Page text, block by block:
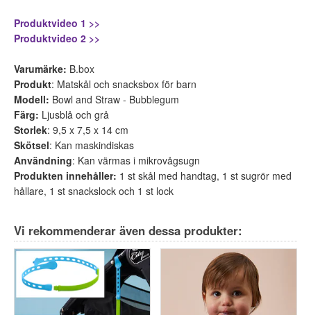
Produktvideo 1 >>
Produktvideo 2 >>
Varumärke: B.box
Produkt: Matskål och snacksbox för barn
Modell: Bowl and Straw - Bubblegum
Färg: Ljusblå och grå
Storlek: 9,5 x 7,5 x 14 cm
Skötsel: Kan maskindiskas
Användning: Kan värmas i mikrovågsugn
Produkten innehåller: 1 st skål med handtag, 1 st sugrör med
hållare, 1 st snackslock och 1 st lock
Vi rekommenderar även dessa produkter: